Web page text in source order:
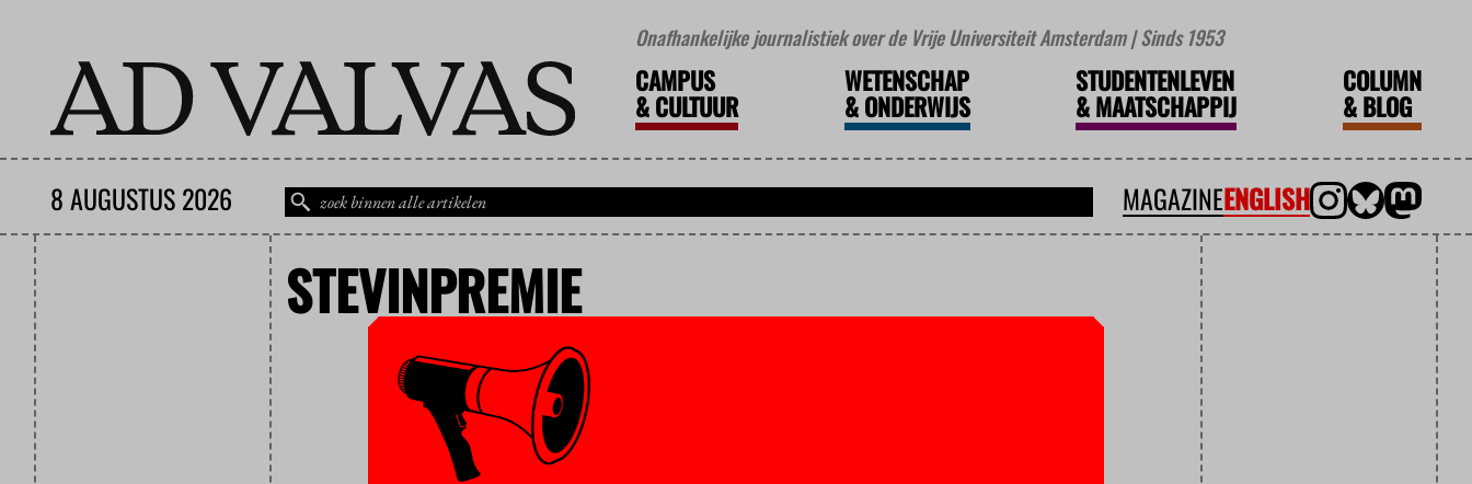
Onafhankelijke journalistiek over de Vrije Universiteit Amsterdam | Sinds 1953
CAMPUS
&CULTUUR
WETENSCHAP
&ONDERWIJS
STUDENTENLEVEN
&MAATSCHAPPIJ
COLUMN
&BLOG
8 AUGUSTUS 2026 MAGAZINEENGLISH
STEVINPREMIE